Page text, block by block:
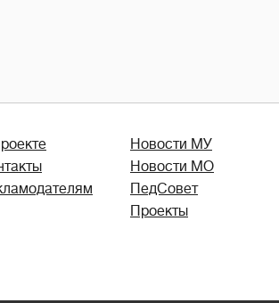
Новости МУ
Новости МО
ПедСовет
Проекты